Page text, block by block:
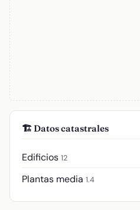
🏗️ Datos catastrales
Edificios 12
Plantas media 1.4